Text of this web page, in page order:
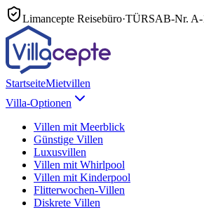
Limancepte Reisebüro·TÜRSAB-Nr. A-
StartseiteMietvillen
Villa-Optionen
Villen mit Meerblick
Günstige Villen
Luxusvillen
Villen mit Whirlpool
Villen mit Kinderpool
Flitterwochen-Villen
Diskrete Villen